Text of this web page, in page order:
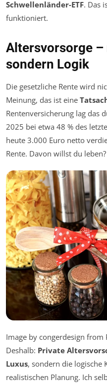
Schwellenländer-ETF. Das
funktioniert.
Altersvorsorge –
sondern Logik
Die gesetzliche Rente wird
Meinung, das ist eine
Rentenversicherung lag das
2025 bei etwa 48 % des
heute 3.000 Euro netto
Rente. Davon willst du
Image by congerdesign from
Deshalb: Private
Luxus, sondern die logische
realistischen Planung. Ich